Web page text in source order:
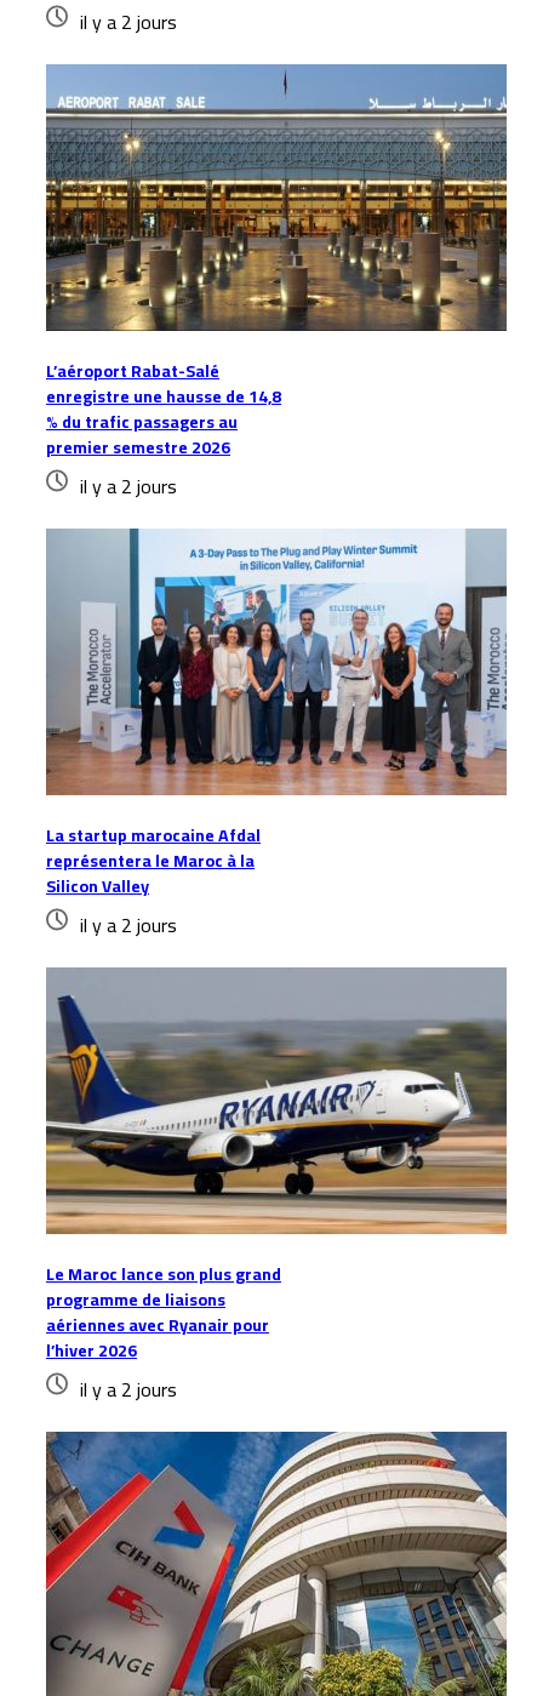
il y a 2 jours
L’aéroport Rabat-Salé
enregistre une hausse de 14,8
% du trafic passagers au
premier semestre 2026
il y a 2 jours
La startup marocaine Afdal
représentera le Maroc à la
Silicon Valley
il y a 2 jours
Le Maroc lance son plus grand
programme de liaisons
aériennes avec Ryanair pour
l’hiver 2026
il y a 2 jours